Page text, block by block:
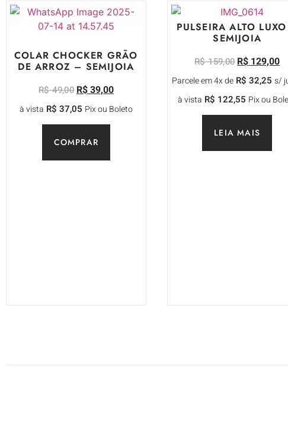
COLAR CHOCKER GRÃO
DE ARROZ – SEMIJOIA
R$49,00 R$39,00
à vista R$ 37,05 Pix ou Boleto
COMPRAR
PULSEIRA ALTO
SEMIJOIA
R$159,00 R$ 129,00
Parcele em 4x de R$ 32,25 s/
à vista R$ 122,55 Pix ou
LEIA MAIS